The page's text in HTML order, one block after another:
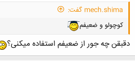
mech.shima گفت:
کوچولو و ضعیفم
دقبقن چه جور از ضعیفم استفاده میکنی؟